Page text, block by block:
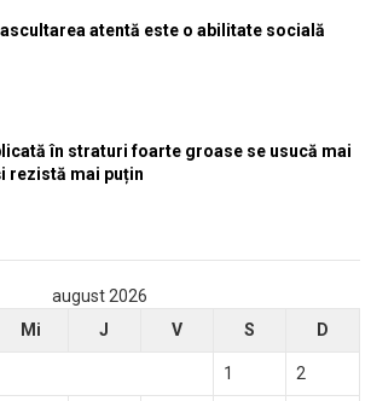
ascultarea atentă este o abilitate socială
în straturi foarte groase se usucă mai
rezistă mai puțin
august 2026
Mi J V S D
1 2